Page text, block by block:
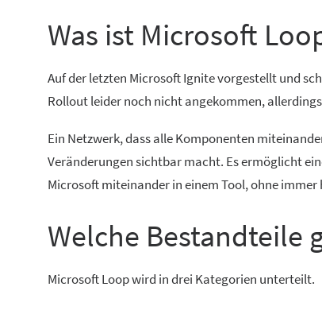
Was ist Microsoft
Auf der letzten Microsoft Ignite vorgestellt und
Rollout leider noch nicht angekommen,
Ein Netzwerk, dass alle Komponenten
Veränderungen sichtbar macht. Es ermöglicht
Microsoft miteinander in einem Tool, ohne immer
Welche Bestandteile
Microsoft Loop wird in drei Kategorien unterteilt.